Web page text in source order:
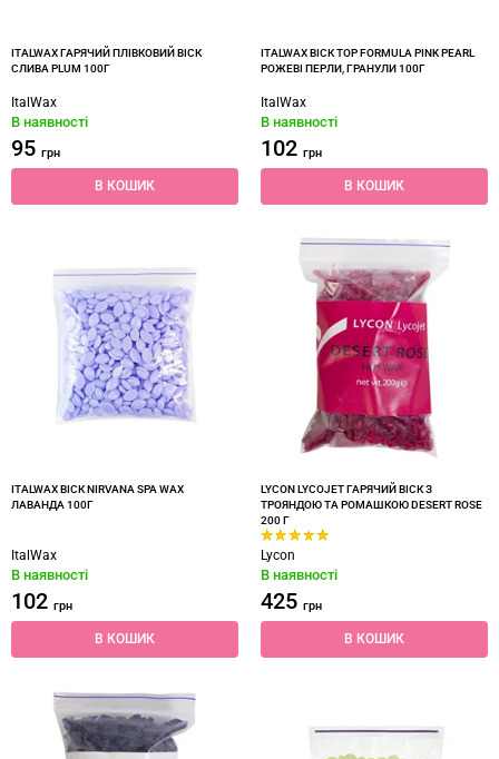
ITALWAX ГАРЯЧИЙ ПЛІВКОВИЙ ВІСК
СЛИВА PLUM 100Г
ItalWax
В наявності
95 грн
В КОШИК
ITALWAX ВІСК TOP FORMULA PINK PEARL
РОЖЕВІ ПЕРЛИ, ГРАНУЛИ 100Г
ItalWax
В наявності
102 грн
В КОШИК
ITALWAX ВІСК NIRVANA SPA WAX
ЛАВАНДА 100Г
ItalWax
В наявності
102 грн
В КОШИК
LYCON LYCOJET ГАРЯЧИЙ ВІСК З
ТРОЯНДОЮ ТА РОМАШКОЮ DESERT ROSE
200 Г
Lycon
В наявності
425 грн
В КОШИК